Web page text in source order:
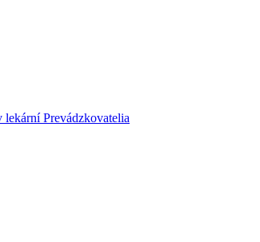
lekární Prevádzkovatelia